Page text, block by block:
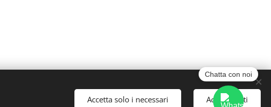
Accetta solo i necessari Accetta tutti
Chatta con noi